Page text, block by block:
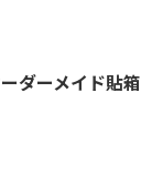
ダーメイド貼箱